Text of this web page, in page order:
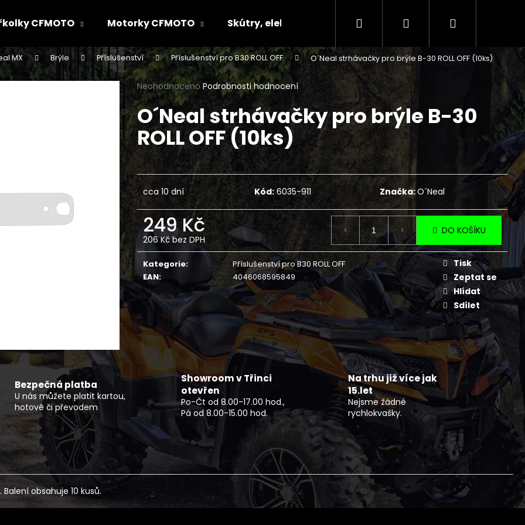
CFMOTO Motorky CFMOTO Skútry, elektr.skútry CENÍK SERVISNÍCH ÚKONŮ
Hledat PřihlášeníNákupní
MX Brýle Příslušenství Příslušenství pro B30 ROLL OFF O´Neal strhávačky pro brýle B-30 ROLL OFF (10ks)
Průměrné
hodnocení
produktu
je
0,0
z
5
hvězdiček.
Neohodnoceno Podrobnosti hodnocení
O´Neal strhávačky pro brýle B-30
ROLL OFF (10ks)
cca 10 dní Kód: 6035-911 Značka:O´Neal
249 Kč
206 Kč bez DPH
Měrná
cena:
DO KOŠÍKU
Kategorie:
Příslušenství pro B30 ROLL OFF
EAN: 4046068595849
Tisk
Zeptat se
Hlídat
Sdílet
Bezpečná platba
U nás můžete platit kartou,
hotově či převodem
Showroom v Třinci
otevřen
Po-Čt od 8.00-17.00 hod.,
Pá od 8.00-15.00 hod.
Na trhu již více jak
15.let
Nejsme žádné
rychlokvašky.
obsahuje 10 kusů.
Co potřebujete najít?
HLEDAT
Doporučujeme
Následující
ČTYŘKOLKA CFMOTO GLADIATOR X850
EPS EU5+ G3 ČERNÁ OVERLAND -
NF 2210 TEXTILNÍ BUNDA DLOUHÁ ČERNO
ŠEDO ZELENÝ REFLEX
2 720 Kč